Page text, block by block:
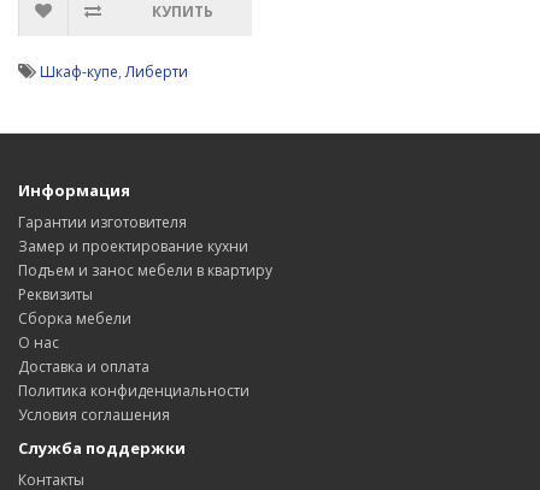
КУПИТЬ
Шкаф-купе,Либерти
Информация
Гарантии изготовителя
Замер и проектирование кухни
Подъем и занос мебели в квартиру
Реквизиты
Сборка мебели
О нас
Доставка и оплата
Политика конфиденциальности
Условия соглашения
Служба поддержки
Контакты